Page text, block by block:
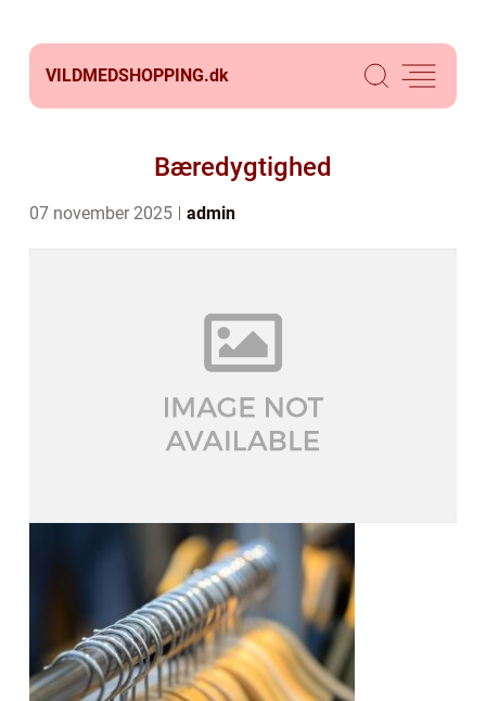
VILDMEDSHOPPING.dk
Bæredygtighed
07 november 2025 admin